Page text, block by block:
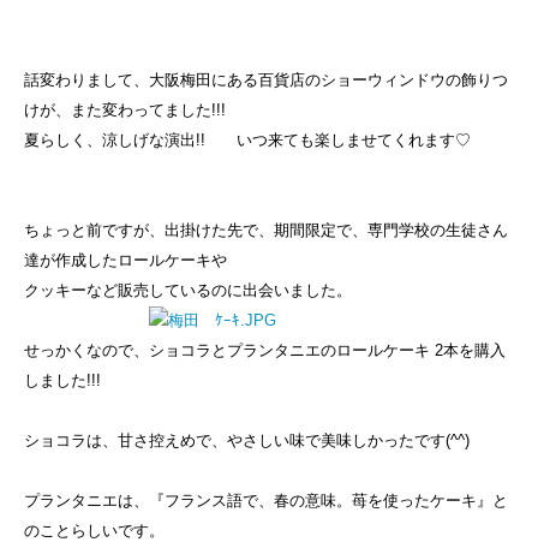
話変わりまして、大阪梅田にある百貨店のショーウィンドウの飾りつ
けが、また変わってました!!!
夏らしく、涼しげな演出!! いつ来ても楽しませてくれます♡
ちょっと前ですが、出掛けた先で、 期間限定で、 専門学校の生徒さん
達が作成したロールケーキや
クッキーなど販売しているのに出会いました。
せっかくなので、ショコラとプランタニエのロールケーキ 2本を購入
しました!!!
ショコラは、甘さ控えめで、やさしい味で美味しかったです(^^)
プランタニエは、『フランス語で、春の意味。苺を使ったケーキ』と
のことらしいです。